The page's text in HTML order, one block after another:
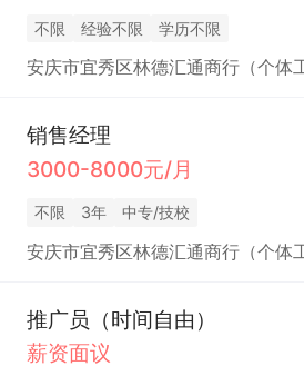
不限 经验不限 学历不限
安庆市宜秀区林德汇通商行（个体
销售经理
3000-8000元/月
不限 3年 中专/技校
安庆市宜秀区林德汇通商行（个体
推广员（时间自由）
薪资面议